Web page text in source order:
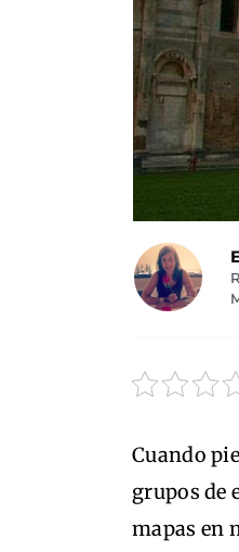
Cuando
grupos de
mapas en